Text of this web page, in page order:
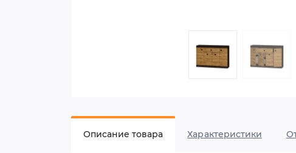
Описание товара Характеристики